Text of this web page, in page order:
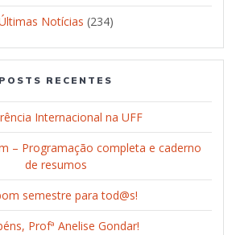
Notícias (234)
POSTS RECENTES
Internacional na UFF
– Programação completa e caderno
de resumos
semestre para tod@s!
Profª Anelise Gondar!